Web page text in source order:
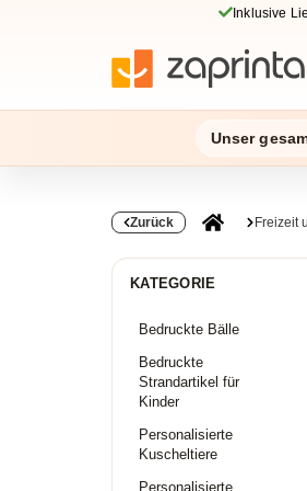
Inklusive
Unser
Zurück Freizeit
KATEGORIE
Bedruckte Bälle
Bedruckte
Strandartikel für
Kinder
Personalisierte
Kuscheltiere
Personalisierte